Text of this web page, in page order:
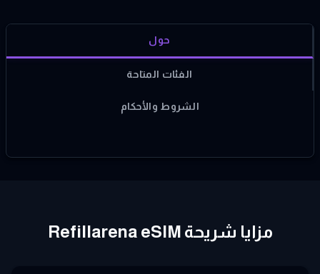
حول
الفئات المتاحة
الشروط والأحكام
مزايا شريحة Refillarena eSIM